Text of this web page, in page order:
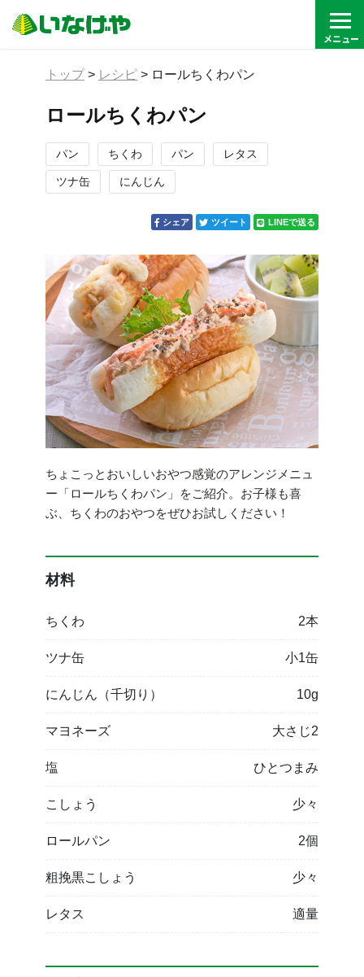
トップ > レシピ > ロールちくわパン
ロールちくわパン
パン ちくわ パン レタス
ツナ缶 にんじん
シェア ツイート LINEで送る
ちょこっとおいしいおやつ感覚のアレンジメニュ
ー「ロールちくわパン」をご紹介。お子様も喜
ぶ、ちくわのおやつをぜひお試しください！
材料
ちくわ 2本
ツナ缶 小1缶
にんじん（千切り） 10g
マヨネーズ 大さじ2
塩 ひとつまみ
こしょう 少々
ロールパン 2個
粗挽黒こしょう 少々
レタス 適量